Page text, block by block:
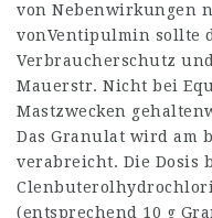
von Nebenwirkungen
vonVentipulmin sollte
Verbraucherschutz
Mauerstr. Nicht bei
Mastzwecken
Das Granulat wird am
verabreicht. Die Dosis
(entsprechend 10 g